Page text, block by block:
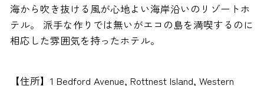
海から吹き抜ける風が心地よい海岸沿いのリゾートホ
テル。 派手な作りでは無いがエコの島を満喫するのに
相応した雰囲気を持ったホテル。
【住所】1 Bedford Avenue, Rottnest Island, Western